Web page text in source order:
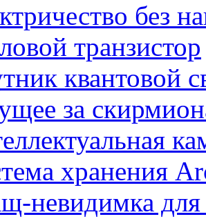
без
транзистор
квантовой
за
хранения
невидимка